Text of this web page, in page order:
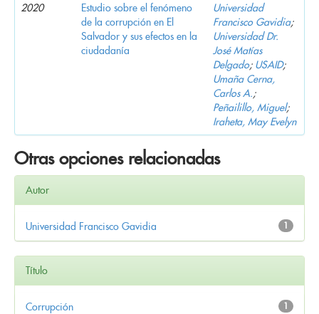
2020
Estudio sobre el fenómeno
de la corrupción en El
Salvador y sus efectos en la
ciudadanía
Universidad
Francisco Gavidia;
Universidad Dr.
José Matías
Delgado; USAID;
Umaña Cerna,
Carlos A.;
Peñailillo, Miguel;
Iraheta, May Evelyn
Otras opciones relacionadas
Autor
1
Universidad Francisco Gavidia
Título
1
Corrupción